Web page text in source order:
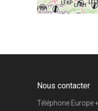
©
Nous contacter
Téléphone Europe